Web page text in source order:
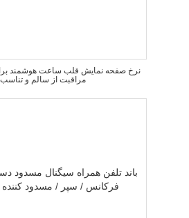
مراقبت از سالم و تناسب